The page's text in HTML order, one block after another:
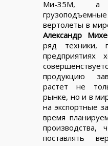
Ми-35М, а
вертолеты в
Александр
ряд техники,
предприятиях
продукцию
растет не
рынке, но и в
на экспортные
время
производства,
поставлять